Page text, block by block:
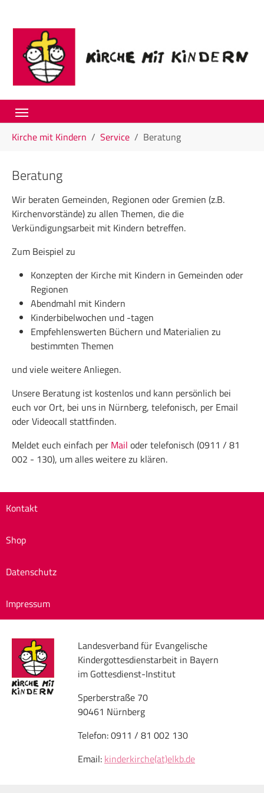
Skip to main navigation
Skip to main content
Skip to page footer
Kirche mit Kindern Service Beratung
Beratung
Wir beraten Gemeinden, Regionen oder Gremien (z.B.
Kirchenvorstände) zu allen Themen, die die
Verkündigungsarbeit mit Kindern betreffen.
Zum Beispiel zu
Konzepten der Kirche mit Kindern in Gemeinden oder
Regionen
Abendmahl mit Kindern
Kinderbibelwochen und -tagen
Empfehlenswerten Büchern und Materialien zu
bestimmten Themen
und viele weitere Anliegen.
Unsere Beratung ist kostenlos und kann persönlich bei
euch vor Ort, bei uns in Nürnberg, telefonisch, per Email
oder Videocall stattfinden.
Meldet euch einfach per Mail oder telefonisch (0911 / 81
002 - 130), um alles weitere zu klären.
Kontakt
Shop
Datenschutz
Impressum
Landesverband für Evangelische
Kindergottesdienstarbeit in Bayern
im Gottesdienst-Institut
Sperberstraße 70
90461 Nürnberg
Telefon: 0911 / 81 002 130
Email: kinderkirche(at)elkb.de